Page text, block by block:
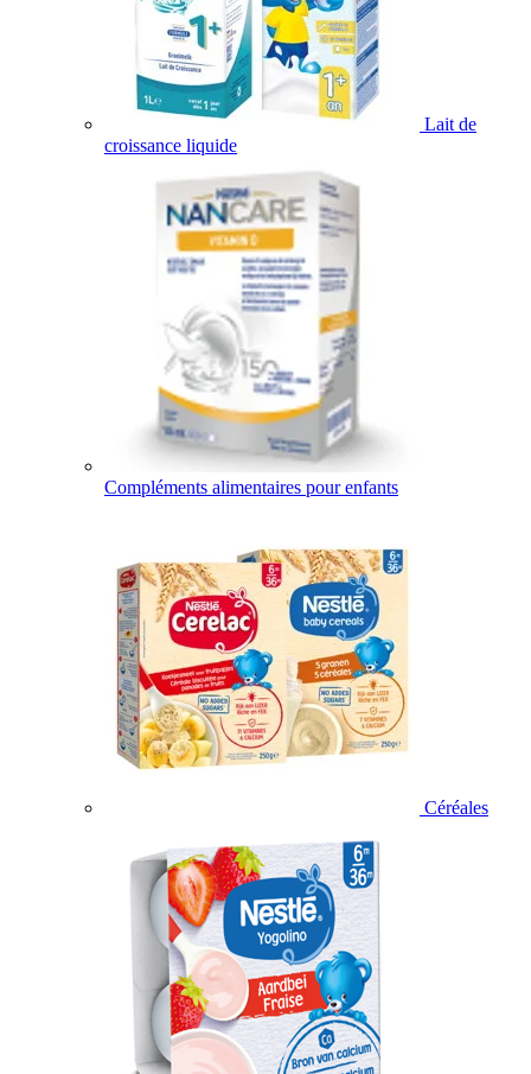
Lait de
croissance liquide
Compléments alimentaires pour enfants
Céréales